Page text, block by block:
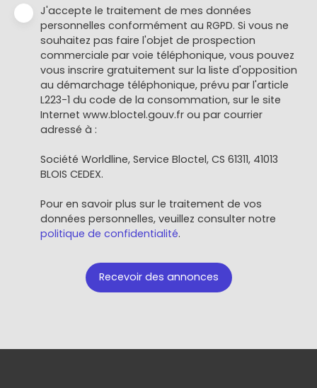
J'accepte le traitement de mes données
personnelles conformément au RGPD. Si vous ne
souhaitez pas faire l'objet de prospection
commerciale par voie téléphonique, vous pouvez
vous inscrire gratuitement sur la liste d'opposition
au démarchage téléphonique, prévu par l'article
L223-1 du code de la consommation, sur le site
Internet www.bloctel.gouv.fr ou par courrier
adressé à :
Société Worldline, Service Bloctel, CS 61311, 41013
BLOIS CEDEX.
Pour en savoir plus sur le traitement de vos
données personnelles, veuillez consulter notre
politique de confidentialité.
Recevoir des annonces